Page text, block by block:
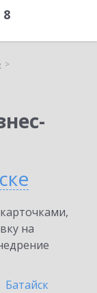
на
Батайск